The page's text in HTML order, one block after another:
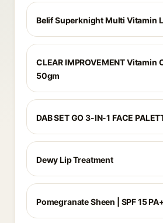
Belif Superknight Multi Vitamin
CLEAR IMPROVEMENT Vitamin
50gm
DAB SET GO 3-IN-1 FACE
Dewy Lip Treatment
Pomegranate Sheen | SPF 15